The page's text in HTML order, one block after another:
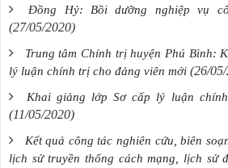
Đồng Hỷ: Bồi dưỡng nghiệp vụ
(27/05/2020)
Trung tâm Chính trị huyện Phú Bình:
lý luận chính trị cho đảng viên mới (26/
Khai giảng lớp Sơ cấp lý luận
(11/05/2020)
Kết quả công tác nghiên cứu, biên
lịch sử truyền thống cách mạng, lịch sử